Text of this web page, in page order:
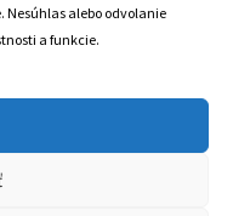
Nesúhlas alebo odvolanie
a funkcie.